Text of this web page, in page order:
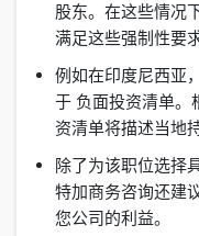
股东。在这些情况
满足这些强制性要
例如在印度尼西亚
于 负面投资清单。
资清单将描述当地
除了为该职位选择
特加商务咨询还建
您公司的利益。